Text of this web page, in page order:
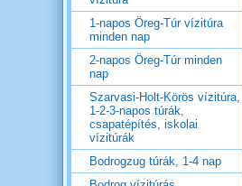
1-napos Öreg-Túr vízitúra
minden nap
2-napos Öreg-Túr minden
nap
Szarvasi-Holt-Körös vízitúra,
1-2-3-napos túrák,
csapatépítés, iskolai
vízitúrák
Bodrogzug túrák, 1-4 nap